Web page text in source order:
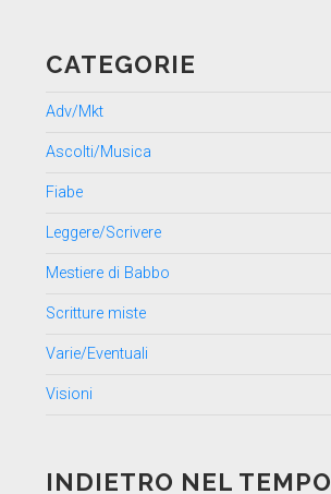
CATEGORIE
Adv/Mkt
Ascolti/Musica
Fiabe
Leggere/Scrivere
Mestiere di Babbo
Scritture miste
Varie/Eventuali
Visioni
INDIETRO NEL TEMPO